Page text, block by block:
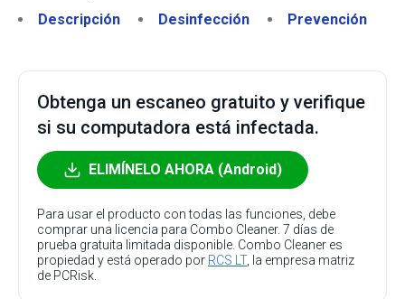
Descripción
Desinfección Prevención
Obtenga un escaneo gratuito y verifique
si su computadora está infectada.
ELIMÍNELO AHORA (Android)
Para usar el producto con todas las funciones, debe
comprar una licencia para Combo Cleaner. 7 días de
prueba gratuita limitada disponible. Combo Cleaner es
propiedad y está operado por RCS LT, la empresa matriz
de PCRisk.